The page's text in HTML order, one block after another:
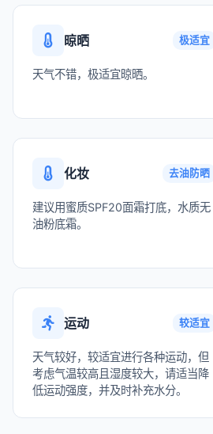
晾晒 极适宜
天气不错，极适宜晾晒。
化妆 去油防晒
建议用蜜质SPF20面霜打底，水质无
油粉底霜。
运动 较适宜
天气较好，较适宜进行各种运动，但
考虑气温较高且湿度较大，请适当降
低运动强度，并及时补充水分。